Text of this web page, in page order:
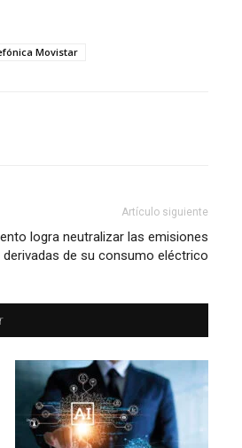
Movistar
Artículo siguiente
logra neutralizar las emisiones
derivadas de su consumo eléctrico